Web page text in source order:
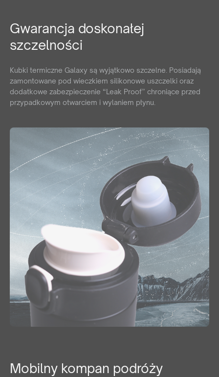
Gwarancja doskonałej
szczelności
Kubki termiczne Galaxy są wyjątkowo szczelne. Posiadają
zamontowane pod wieczkiem silikonowe uszczelki oraz
dodatkowe zabezpieczenie “Leak Proof” chroniące przed
przypadkowym otwarciem i wylaniem płynu.
Mobilny kompan podróży